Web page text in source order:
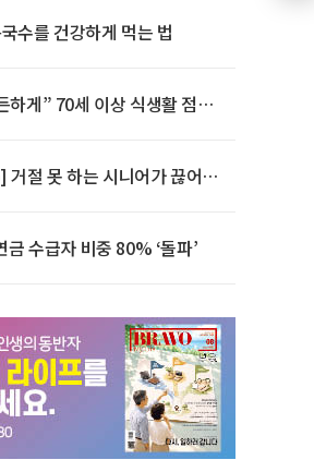
수를 건강하게 먹는 법
하게” 70세 이상 식생활 점수
절 못 하는 시니어가 끊어야
수급자 비중 80% ‘돌파’